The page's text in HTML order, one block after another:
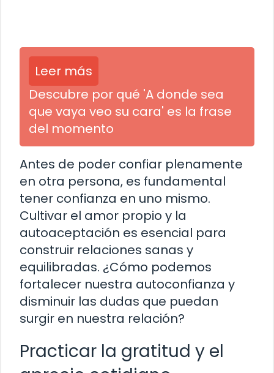
Leer más
Descubre por qué 'A donde sea
que vaya veo su cara' es la frase
del momento
Antes de poder confiar plenamente
en otra persona, es fundamental
tener confianza en uno mismo.
Cultivar el amor propio y la
autoaceptación es esencial para
construir relaciones sanas y
equilibradas. ¿Cómo podemos
fortalecer nuestra autoconfianza y
disminuir las dudas que puedan
surgir en nuestra relación?
Practicar la gratitud y el